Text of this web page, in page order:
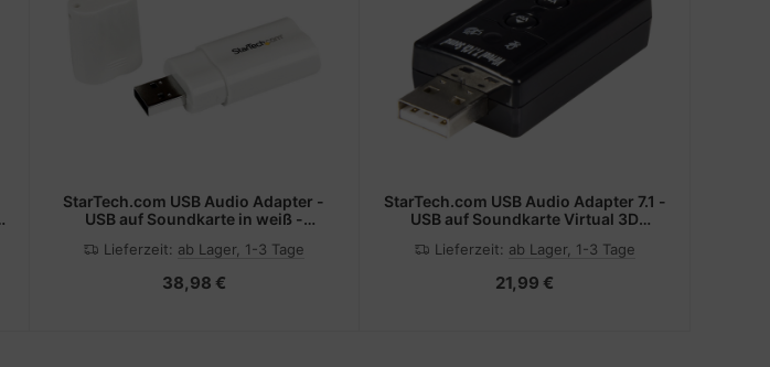
StarTech.com USB Audio Adapter -
USB auf Soundkarte in weiß -
Lieferzeit: ab Lager, 1-3 Tage
38,98 €
StarTech.com USB Audio Adapter 7.1 -
USB auf Soundkarte Virtual 3D
(Stecker)
Lieferzeit: ab Lager, 1-3 Tage
21,99 €